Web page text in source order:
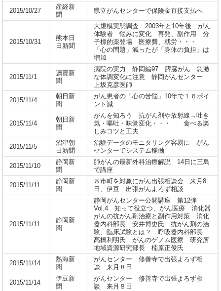
2015/10/27
産経新
聞
県立がんセンターで保険金直接支払へ
2015/10/31
熊本日
日新聞
大規模実態調査 2003年と10年後 がん
体験者 悩みに変化 再発、副作用 分
子標的薬登場 医療費、就労・・・
「心の問題」減ったが「身体の負担」は
増加
2015/11/1
讀賣新
聞
病院の実力 静岡編97 膵臓がん 急激
な体調変化に注意 静岡がんセンター
上坂克彦医師
2015/11/4
朝日新
聞
がん患者の「心の苦悩」10年で１６ポイ
ント減
2015/11/4
朝日新
聞
がんを知ろう 抗がん剤や放射線→吐き
気・嘔吐・味覚変化・・・ 食べる楽
しみコツと工夫
2015/11/5
沼津朝
日新聞
治験データのモニタリング容易に がん
センターでシステム稼働
2015/11/10
静岡新
聞
肺がんの最新外科治療解説 14日に三島
で講座
2015/11/11
静岡新
聞
８市町を対象にがん出張相談会 来月8
日、伊豆 出張がんよろず相談
2015/11/11
静岡新
聞
静岡がんセンター公開講座 第12弾
Vol.4 知って役立つ、がん医療 消化器
がんの抗がん剤治療と副作用対策 消化
器内科部長 安井博史氏 抗がん剤の治
験、臨床試験とは？ 呼吸器内科部長
髙橋利明氏 がんのゲノム医療 研究所
地域資源研究部長 楠原正俊氏
2015/11/14
熱海新
聞
がんセンター 修善寺で出張よろず相
談 来月８日
2015/11/14
伊豆新
聞
がんセンター 修善寺で出張よろず相
談 来月８日